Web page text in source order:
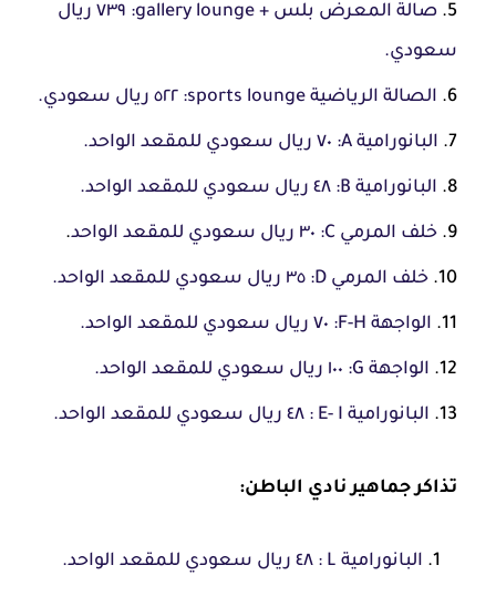
صالة المعرض بلس + gallery lounge: ٧٣٩ ريال
سعودي.
الصالة الرياضية sports lounge: ٥٢٢ ريال سعودي.
البانورامية A: ٧٠ ريال سعودي للمقعد الواحد.
البانورامية B: ٤٨ ريال سعودي للمقعد الواحد.
خلف المرمي C: ٣٠ ريال سعودي للمقعد الواحد .
خلف المرمي D: ٣٥ ريال سعودي للمقعد الواحد.
الواجهة F-H: ٧٠ ريال سعودي للمقعد الواحد.
الواجهة G: ١٠٠ ريال سعودي للمقعد الواحد.
البانورامية E- I : ٤٨ ريال سعودي للمقعد الواحد.
تذاكر جماهير نادي الباطن:
البانورامية L : ٤٨ ريال سعودي للمقعد الواحد.